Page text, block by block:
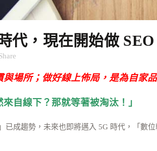
代，現在開始做
場所；做好線上佈局，是為自家
自線下？那就等著被淘汰！」
已成趨勢，未來也即將邁入 5G 時代，「數